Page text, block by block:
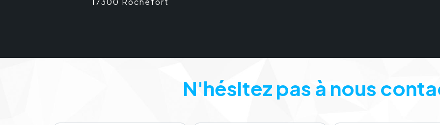
N'hésitez pas à nous